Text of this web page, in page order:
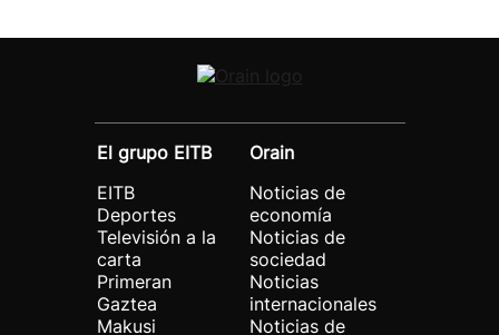
El grupo EITB
EITB
Deportes
Televisión a la
carta
Primeran
Gaztea
Makusi
Orain
Noticias de
economía
Noticias de
sociedad
Noticias
internacionales
Noticias de